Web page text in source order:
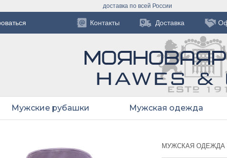
доставка по всей России
Контакты Доставка
Мужские рубашки Мужская одежда
МУЖСКАЯ ОДЕЖДА